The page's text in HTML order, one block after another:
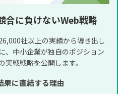
合に負けないWeb戦略
社以上の実績から導き出し
、中小企業が独自のポジション
戦戦略を公開します。
果に直結する理由